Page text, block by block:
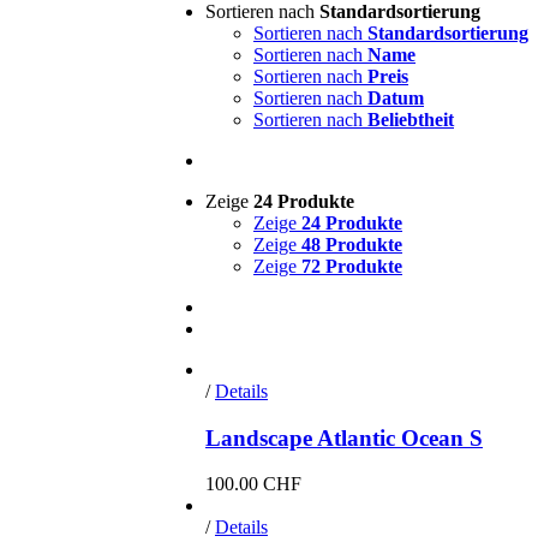
Sortieren nach Standardsortierung
Sortieren nach Standardsortierung
Sortieren nach Name
Sortieren nach Preis
Sortieren nach Datum
Sortieren nach Beliebtheit
Zeige 24 Produkte
Zeige 24 Produkte
Zeige 48 Produkte
Zeige 72 Produkte
/ Details
Landscape Atlantic Ocean S
100.00 CHF
/ Details